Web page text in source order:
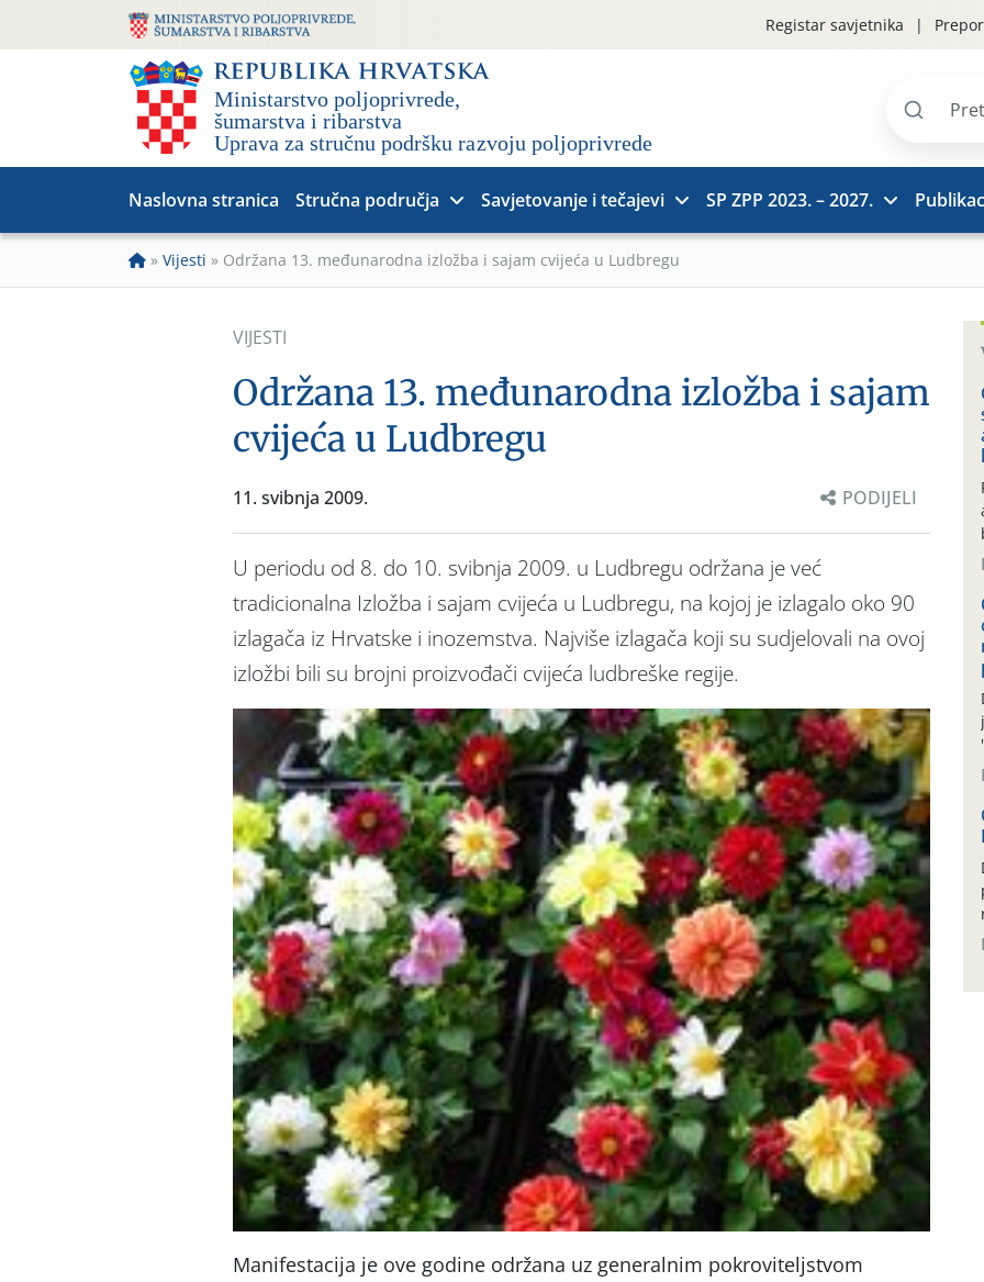
Registar savjetnika
Pretraži
Naslovna stranica Stručna područja Savjetovanje i tečajevi SP ZPP 2023. – 2027.
» Vijesti » Održana 13. međunarodna izložba i sajam cvijeća u Ludbregu
VIJESTI
Održana 13. međunarodna izložba i sajam
cvijeća u Ludbregu
11. svibnja 2009. PODIJELI
U periodu od 8. do 10. svibnja 2009. u Ludbregu održana je već
tradicionalna Izložba i sajam cvijeća u Ludbregu, na kojoj je izlagalo oko 90
izlagača iz Hrvatske i inozemstva. Najviše izlagača koji su sudjelovali na ovoj
izložbi bili su brojni proizvođači cvijeća ludbreške regije.
Manifestacija je ove godine održana uz generalnim pokroviteljstvom